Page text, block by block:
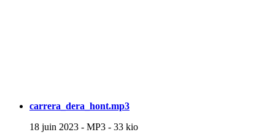
carrera_dera_hont.mp3
18 juin 2023 - MP3 - 33 kio